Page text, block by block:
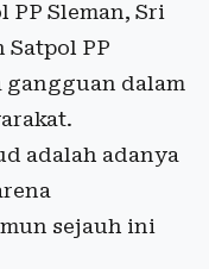
PP Sleman, Sri
Satpol PP
gangguan dalam
adalah adanya
sejauh ini